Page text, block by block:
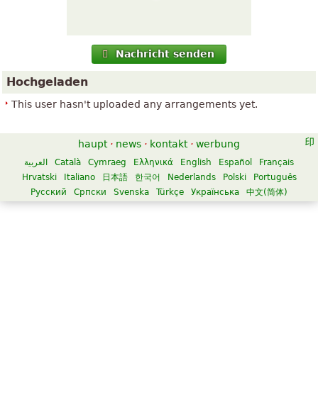
Nachricht senden
Hochgeladen
This user hasn't uploaded any arrangements yet.
haupt · news · kontakt · werbung
العربية Català Cymraeg Ελληνικά English Español
Français
Hrvatski
Italiano 日本語 한국어 Nederlands Polski
Português
Русский
Српски Svenska Türkçe Українська 中文(简体)